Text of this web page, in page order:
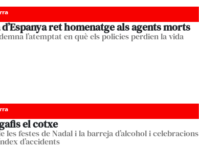
d’Espanya ret homenatge als agents morts
l’atemptat en què els policies perdien la vida
el cotxe
les festes de Nadal i la barreja d’alcohol i celebracions
d’accidents